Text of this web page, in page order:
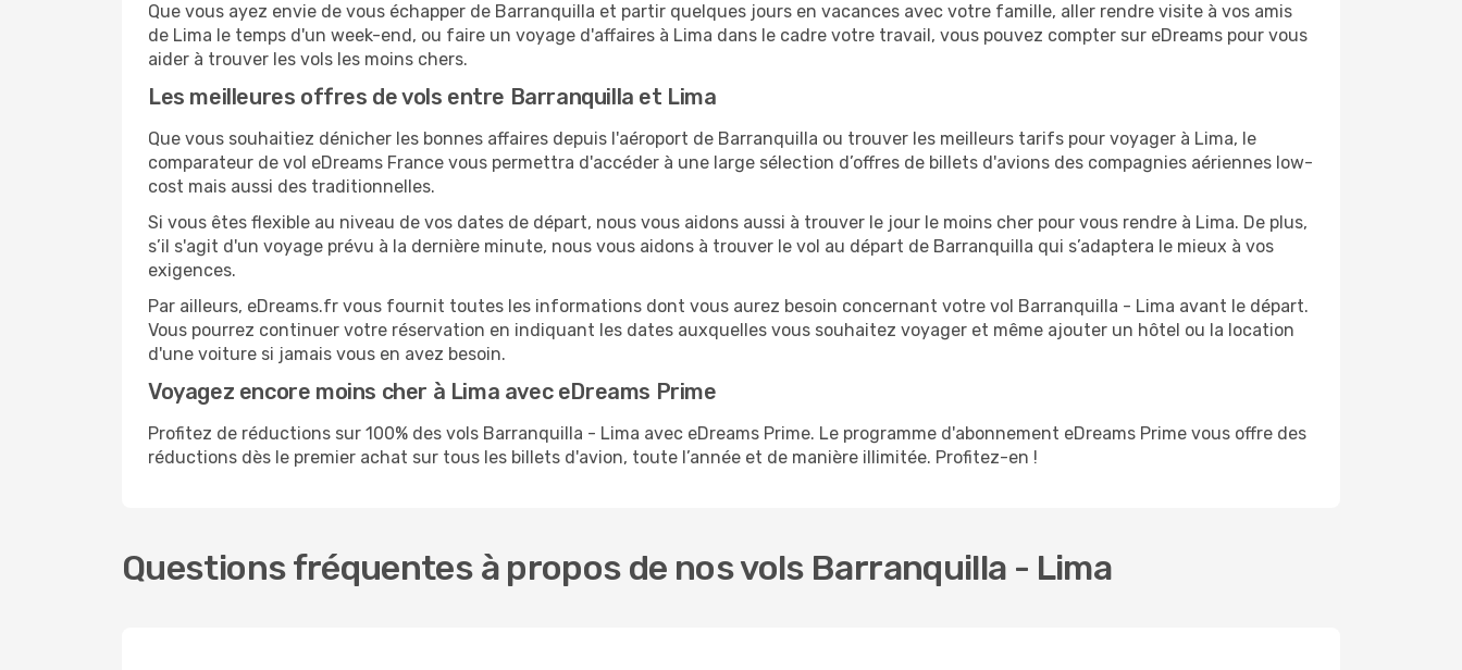
Que vous ayez envie de vous échapper de Barranquilla et partir quelques jours en vacances avec votre famille, aller rendre visite à vos amis
de Lima le temps d'un week-end, ou faire un voyage d'affaires à Lima dans le cadre votre travail, vous pouvez compter sur eDreams pour vous
aider à trouver les vols les moins chers.
Les meilleures offres de vols entre Barranquilla et Lima
Que vous souhaitiez dénicher les bonnes affaires depuis l'aéroport de Barranquilla ou trouver les meilleurs tarifs pour voyager à Lima, le
comparateur de vol eDreams France vous permettra d'accéder à une large sélection d’offres de billets d'avions des compagnies aériennes low-
cost mais aussi des traditionnelles.
Si vous êtes flexible au niveau de vos dates de départ, nous vous aidons aussi à trouver le jour le moins cher pour vous rendre à Lima. De plus,
s’il s'agit d'un voyage prévu à la dernière minute, nous vous aidons à trouver le vol au départ de Barranquilla qui s’adaptera le mieux à vos
exigences.
Par ailleurs, eDreams.fr vous fournit toutes les informations dont vous aurez besoin concernant votre vol Barranquilla - Lima avant le départ.
Vous pourrez continuer votre réservation en indiquant les dates auxquelles vous souhaitez voyager et même ajouter un hôtel ou la location
d'une voiture si jamais vous en avez besoin.
Voyagez encore moins cher à Lima avec eDreams Prime
Profitez de réductions sur 100% des vols Barranquilla - Lima avec eDreams Prime. Le programme d'abonnement eDreams Prime vous offre des
réductions dès le premier achat sur tous les billets d'avion, toute l’année et de manière illimitée. Profitez-en !
Questions fréquentes à propos de nos vols Barranquilla - Lima